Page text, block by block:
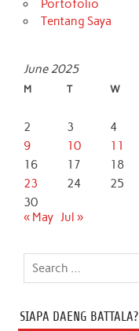
Portofolio
Tentang Saya
June 2025
M T W
2
3 4
9
10 11
16
17 18
23
24 25
30
« May Jul »
SIAPA DAENG BATTALA?